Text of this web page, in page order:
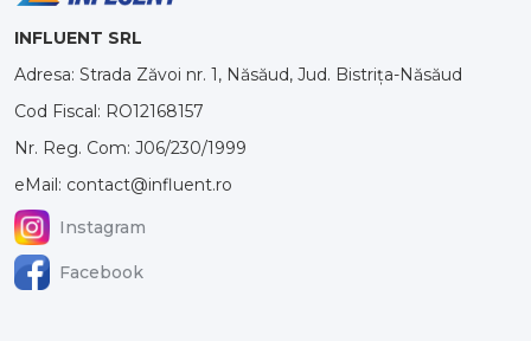
INFLUENT SRL
Adresa: Strada Zăvoi nr. 1, Năsăud, Jud. Bistrița-Năsăud
Cod Fiscal: RO12168157
Nr. Reg. Com: J06/230/1999
eMail: contact@influent.ro
Instagram
Facebook